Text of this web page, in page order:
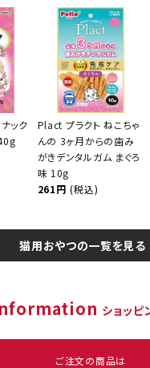
ック
Plact プラクト ねこちゃ
んの 3ヶ月からの歯み
がきデンタルガム まぐろ
味 10g
261円 (税込)
猫用おやつの一覧を見る
ショッピ
ご注文の商品は